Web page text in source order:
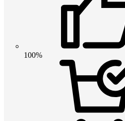
100%